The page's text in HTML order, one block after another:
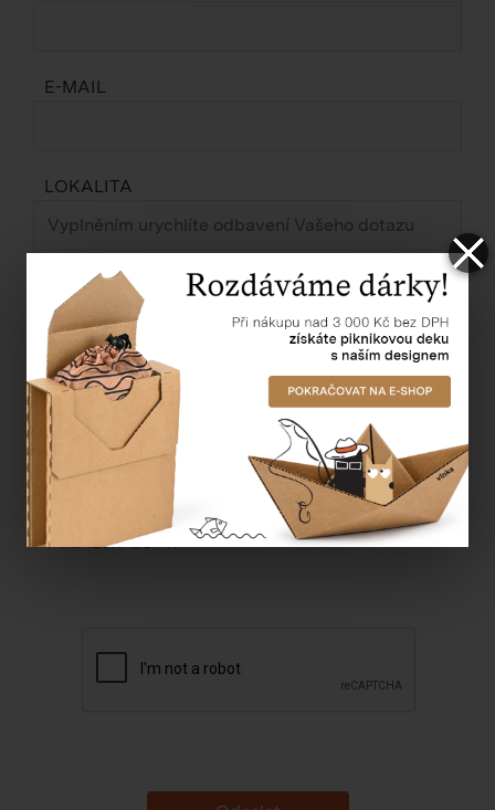
E-MAIL
LOKALITA
ZPRÁVA *
Souhlasím se zpracováním osobních údajů dle
nařízení GDPR